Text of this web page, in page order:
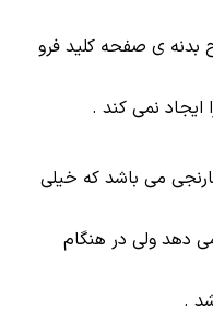
بدنه ی صفحه کلید فرو
ایجاد نمی کند .
می باشد که خیلی
دهد ولی در هنگام
.